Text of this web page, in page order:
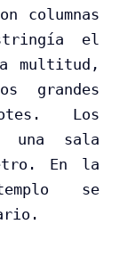
columnas
el
multitud,
grandes
Los
una sala
En la
se